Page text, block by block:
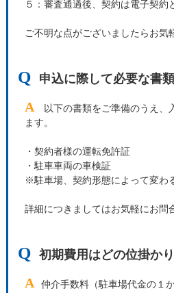
５：審査通過後、契約は電子契約
ご不明な点がございましたらお気
Q 申込に際して必要な書
A
以下の書類をご準備のうえ、
ます。
・契約者様の運転免許証
・駐車車両の車検証
※駐車場、契約形態によって変わ
詳細につきましてはお気軽にお問
Q 初期費用はどの位掛か
A
仲介手数料（駐車場代金の１